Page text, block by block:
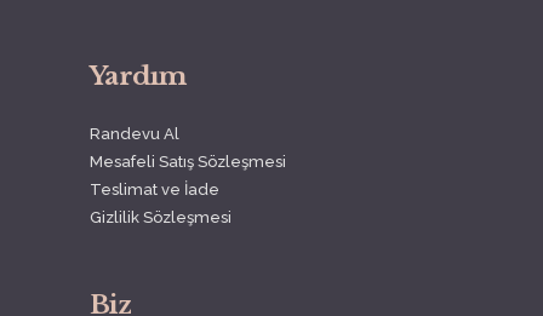
Yardım
Randevu Al
Mesafeli Satış Sözleşmesi
Teslimat ve İade
Gizlilik Sözleşmesi
Biz